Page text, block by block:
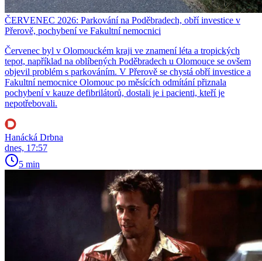
ČERVENEC 2026: Parkování na Poděbradech, obří investice v
Přerově, pochybení ve Fakultní nemocnici
Červenec byl v Olomouckém kraji ve znamení léta a tropických
tepot, například na oblíbených Poděbradech u Olomouce se ovšem
objevil problém s parkováním. V Přerově se chystá obří investice a
Fakultní nemocnice Olomouc po měsících odmítání přiznala
pochybení v kauze defibrilátorů, dostali je i pacienti, kteří je
nepotřebovali.
Hanácká Drbna
dnes, 17:57
5 min